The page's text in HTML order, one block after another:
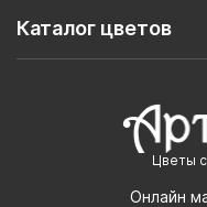
Цветы
Онлайн
Каталог цветов